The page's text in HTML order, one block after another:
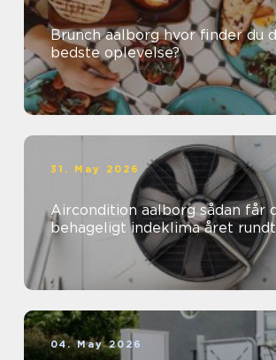
Brunch aalborg hvor finder du den
bedste oplevelse?
31. May 2026
Aircondition aalborg sådan får du et
behageligt indeklima året rundt
04. May 2026